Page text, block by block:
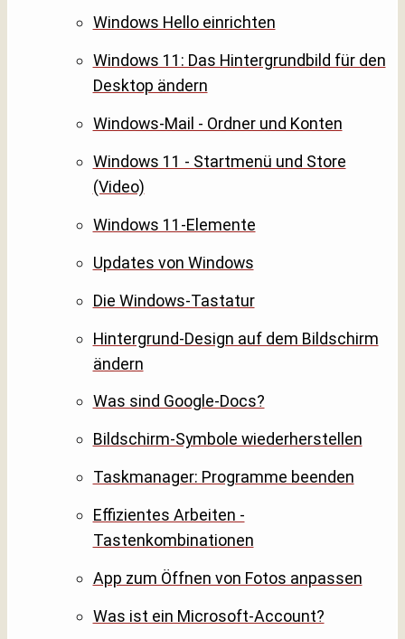
Windows Hello einrichten
Windows 11: Das Hintergrundbild für den
Desktop ändern
Windows-Mail - Ordner und Konten
Windows 11 - Startmenü und Store
(Video)
Windows 11-Elemente
Updates von Windows
Die Windows-Tastatur
Hintergrund-Design auf dem Bildschirm
ändern
Was sind Google-Docs?
Bildschirm-Symbole wiederherstellen
Taskmanager: Programme beenden
Effizientes Arbeiten -
Tastenkombinationen
App zum Öffnen von Fotos anpassen
Was ist ein Microsoft-Account?